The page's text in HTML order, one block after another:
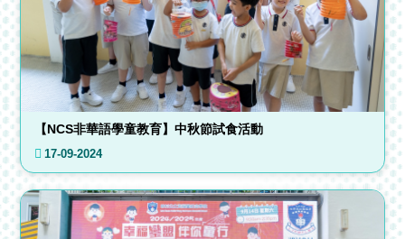
【NCS非華語學童教育】中秋節試食活動
17-09-2024